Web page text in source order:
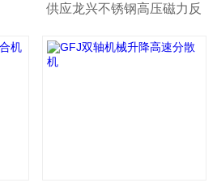
供应龙兴不锈钢高压磁力反
应釜